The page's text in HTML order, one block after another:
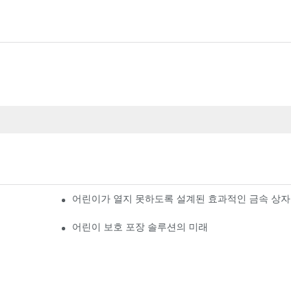
어린이가 열지 못하도록 설계된 효과적인 금속 상자
어린이 보호 포장 솔루션의 미래